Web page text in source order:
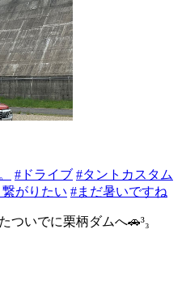
#ドライブ #タントカスタム
がりたい #まだ暑いですね
ついでに栗柄ダムへ🚗³₃